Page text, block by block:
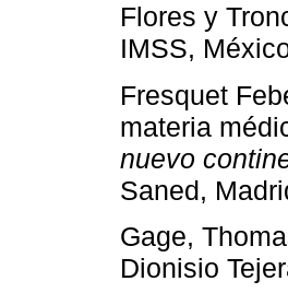
Flores y
IMSS,
Fresquet
materia
nuevo
Saned,
Gage,
Dionisio